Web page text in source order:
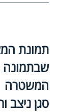
שבתמונה
המשטרה
סגן ניצב